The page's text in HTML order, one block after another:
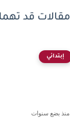
مقالات قد
إبتدائي
منذ بضع سنوات